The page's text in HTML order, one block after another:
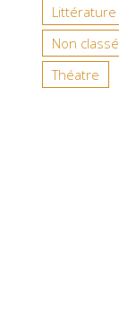
Littérature
Non classé
Théatre